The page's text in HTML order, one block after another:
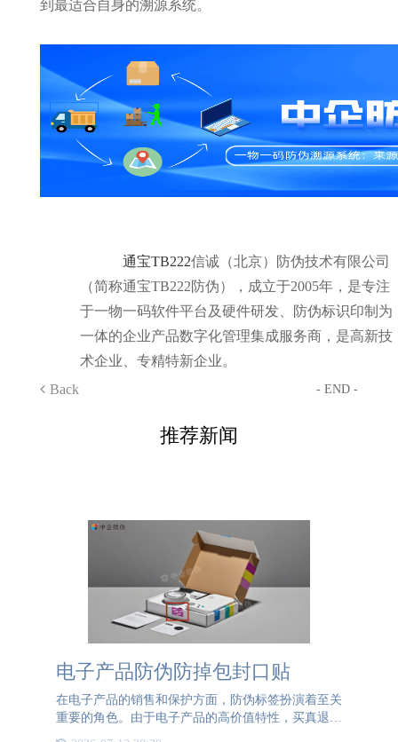
到最适合自身的溯源系统。
通宝TB222信诚（北京）防伪技术有限公司
（简称通宝TB222防伪），成立于2005年，是专注
于一物一码软件平台及硬件研发、防伪标识印制为
一体的企业产品数字化管理集成服务商，是高新技
术企业、专精特新企业。
Back
- END -
推荐新闻
电子产品防伪防掉包封口贴
在电子产品的销售和保护方面，防伪标签扮演着至关
重要的角色。由于电子产品的高价值特性，买真退假
的行为可能会给商家带来巨大的经济损失。因此，企